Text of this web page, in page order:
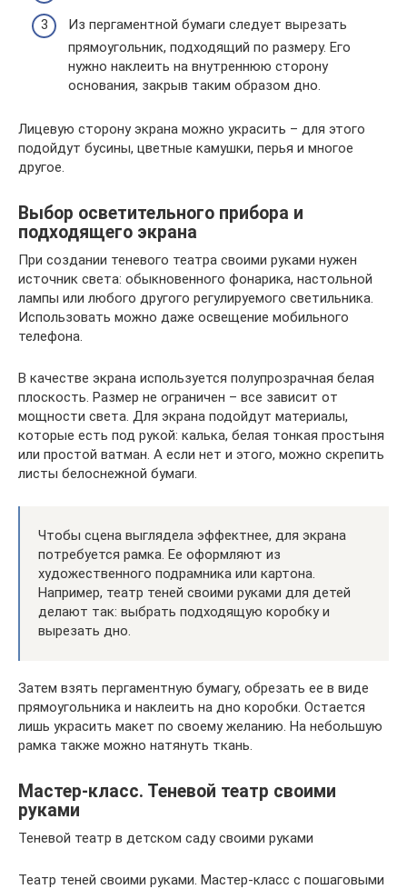
Из пергаментной бумаги следует вырезать
прямоугольник, подходящий по размеру. Его
нужно наклеить на внутреннюю сторону
основания, закрыв таким образом дно.
Лицевую сторону экрана можно украсить – для этого
подойдут бусины, цветные камушки, перья и многое
другое.
Выбор осветительного прибора и
подходящего экрана
При создании теневого театра своими руками нужен
источник света: обыкновенного фонарика, настольной
лампы или любого другого регулируемого светильника.
Использовать можно даже освещение мобильного
телефона.
В качестве экрана используется полупрозрачная белая
плоскость. Размер не ограничен – все зависит от
мощности света. Для экрана подойдут материалы,
которые есть под рукой: калька, белая тонкая простыня
или простой ватман. А если нет и этого, можно скрепить
листы белоснежной бумаги.
Чтобы сцена выглядела эффектнее, для экрана
потребуется рамка. Ее оформляют из
художественного подрамника или картона.
Например, театр теней своими руками для детей
делают так: выбрать подходящую коробку и
вырезать дно.
Затем взять пергаментную бумагу, обрезать ее в виде
прямоугольника и наклеить на дно коробки. Остается
лишь украсить макет по своему желанию. На небольшую
рамка также можно натянуть ткань.
Мастер-класс. Теневой театр своими
руками
Теневой театр в детском саду своими руками
Театр теней своими руками. Мастер-класс с пошаговыми